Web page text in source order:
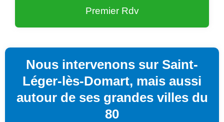
Premier Rdv
Nous intervenons sur Saint-
Léger-lès-Domart, mais aussi
autour de ses grandes villes du
80